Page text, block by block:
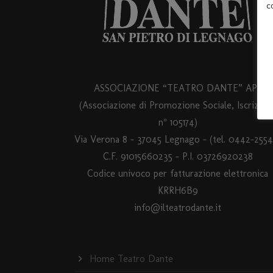
ASSOCIAZIONE “TEATRO DANTE” APS
(Associazione di Promozione Sociale, Iscrizione
n° 105174)
Via Verona 8 – 37045 Legnago – (tel. 0442-
C.F. 91015660235 - P.I. 03726920238
Codice univoco per fatturazione elettronica
KRRH6B9
info@ilteatrodante.it
Home Teatro Dante